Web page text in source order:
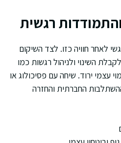
רגשית
לאחר חוויה כזו. לצד השיקום
השינוי ולניהול רגשות כמו
עצמי ירוד. שיחה עם פסיכולוג או
החברתית והחזרה